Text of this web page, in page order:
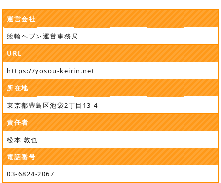
運営会社
競輪ヘブン運営事務局
URL
https://yosou-keirin.net
所在地
東京都豊島区池袋2丁目13-4
責任者
松本 敦也
電話番号
03-6824-2067